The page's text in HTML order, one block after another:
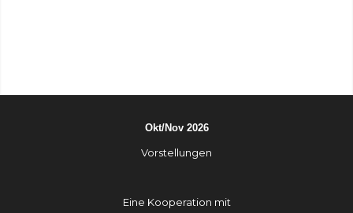
Okt/Nov 2026
Vorstellungen
Eine Kooperation mit